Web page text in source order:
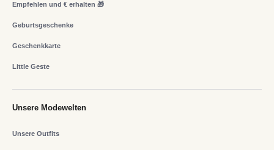
Empfehlen und € erhalten 🎁
Geburtsgeschenke
Geschenkkarte
Little Geste
Unsere Modewelten
Unsere Outfits